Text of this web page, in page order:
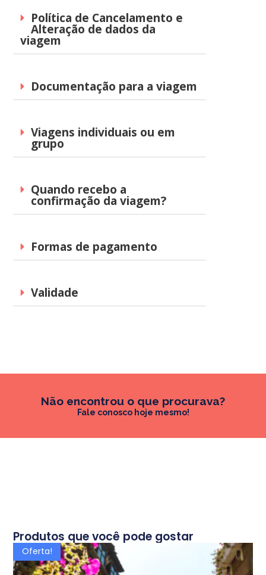
Política de Cancelamento e
Alteração de dados da
viagem
Documentação para a viagem
Viagens individuais ou em
grupo
Quando recebo a
confirmação da viagem?
Formas de pagamento
Validade
Não encontrou o que procurava?
Fale conosco hoje mesmo!
Produtos que você pode gostar
Oferta!